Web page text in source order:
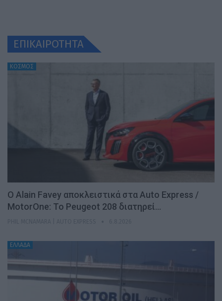
ΕΠΙΚΑΙΡΟΤΗΤΑ
ΚΟΣΜΟΣ
Ο Alain Favey αποκλειστικά στα Auto Express /
MotorOne: Το Peugeot 208 διατηρεί…
ΕΛΛΑΔΑ